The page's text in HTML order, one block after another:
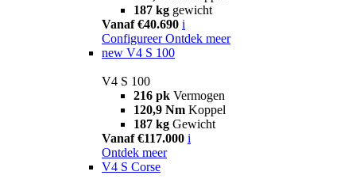
187 kg gewicht
Vanaf €40.690 i
Configureer Ontdek meer
new V4 S 100
V4 S 100
216 pk Vermogen
120,9 Nm Koppel
187 kg Gewicht
Vanaf €117.000 i
Ontdek meer
V4 S Corse